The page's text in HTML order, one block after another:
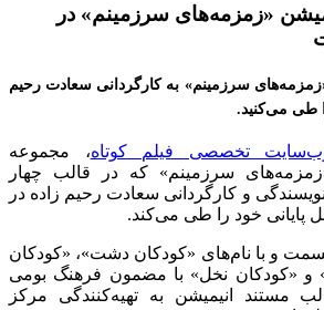
«زمزمه‌های سرزمینم» در
سرزمینم» به کارگردانی سعادت رحیم
طی می‌کنید.
تخصصی فیلم کوتاه، مجموعه
سرزمینم» که در قالب چهار
و کارگردانی سعادت رحیم زاده در
خود را طی می‌کند.
و با نام‌های «کودکان دشت»، «کودکان
و «کودکان نخل» با مضمون فرهنگ بومی
مستند انیمیشن به تهیه‌کنندگی مرکز